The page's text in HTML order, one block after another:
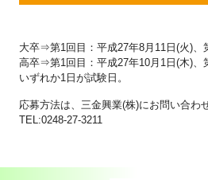
大卒⇒第1回目：平成27年8月11日(火)、
高卒⇒第1回目：平成27年10月1日(木)、
いずれか1日が試験日。
応募方法は、三金興業(株)にお問い合わ
TEL:0248-27-3211